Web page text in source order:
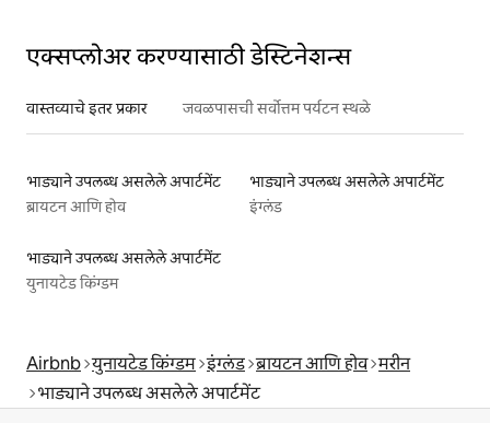
एक्सप्लोअर करण्यासाठी डेस्टिनेशन्स
वास्तव्याचे इतर प्रकार जवळपासची सर्वोत्तम पर्यटन स्थळे
भाड्याने उपलब्ध असलेले अपार्टमेंट
ब्रायटन आणि होव
भाड्याने उपलब्ध असलेले अपार्टमेंट
इंग्लंड
भाड्याने उपलब्ध असलेले अपार्टमेंट
युनायटेड किंग्डम
Airbnb युनायटेड किंग्डम इंग्लंड ब्रायटन आणि होव मरीन
भाड्याने उपलब्ध असलेले अपार्टमेंट